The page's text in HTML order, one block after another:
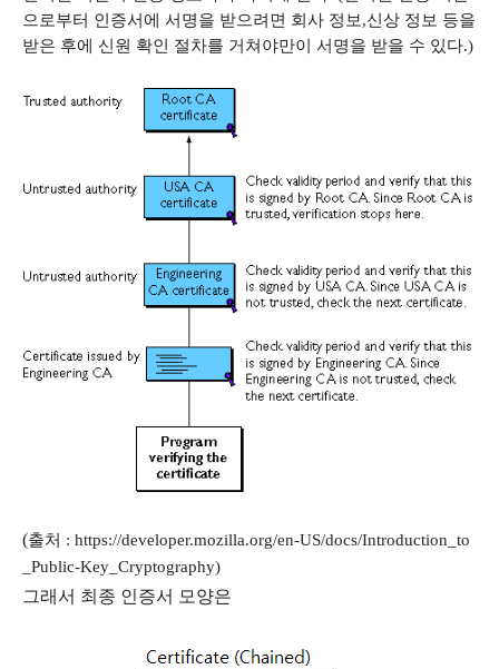
으로부터 인증서에 서명을 받으려면 회사 정보,신상 정보 등을
받은 후에 신원 확인 절차를 거쳐야만이 서명을 받을 수 있다.)
(출처 : https://developer.mozilla.org/en-US/docs/Introduction_to
_Public-Key_Cryptography)
그래서 최종 인증서 모양은